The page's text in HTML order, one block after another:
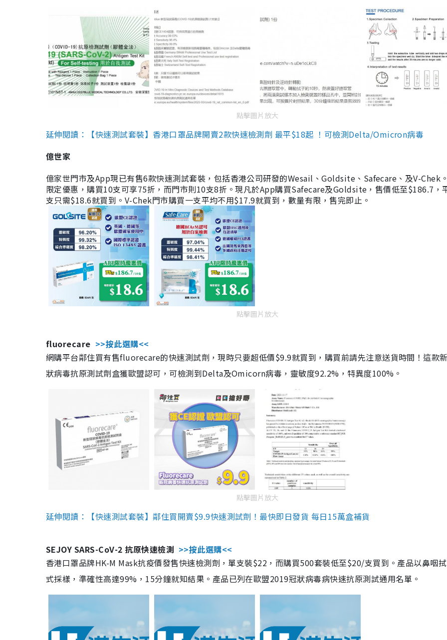
點擊圖片放大
延伸閱讀：【快速測試套裝】香港口罩品牌開賣2款快速檢測劑 最平$18起 ！可檢測Delta/Omicron病毒
億世家
億家世門市及App現已有售6款快速測試套裝，包括香港公司研發的Wesail、Goldsite、Safecare、及V-Chek
限定優惠，購買10支可享75折，而門市則10支8折。現凡於App購買Safecare及Goldsite，售價低至$186.7，
支只需$18.6就買到。V-Chek門市購買一支平均不用$17.9就買到，數量有限，售完即止。
點擊圖片放大
fluorecare >>按此選購<<
網購平台鄰住買有售fluorecare的快速測試劑，現時只要超低價$9.9就買到，購買前請先注意送貨時間！這款
狀病毒抗原測試劑盒獲歐盟認可，可檢測到Delta及Omicorn病毒，靈敏度92.2%，特異度100%。
點擊圖片放大
延伸閱讀：【快速測試套裝】鄰住買開賣$9.9快速測試劑！最快即日發貨 每日15萬盒補貨
SEJOY SARS-CoV-2 抗原快速檢測 >>按此選購<<
香港口罩品牌HK-M Mask抗疫價發售快速檢測劑，單支裝$22，而購買500套裝低至$20/支買到。產品以鼻咽
式採樣，準確性高達99%，15分鐘就知結果。產品已列在歐盟2019冠狀病毒病快速抗原測試通用名單。